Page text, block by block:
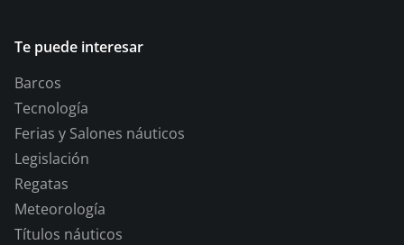
Te puede interesar
Barcos
Tecnología
Ferias y Salones náuticos
Legislación
Regatas
Meteorología
Títulos náuticos